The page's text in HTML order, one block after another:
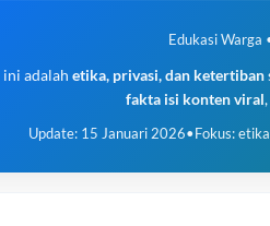
Edukasi Warga
adalah etika, privasi, dan ketertiban
fakta isi konten viral
Update: 15 Januari 2026•Fokus: